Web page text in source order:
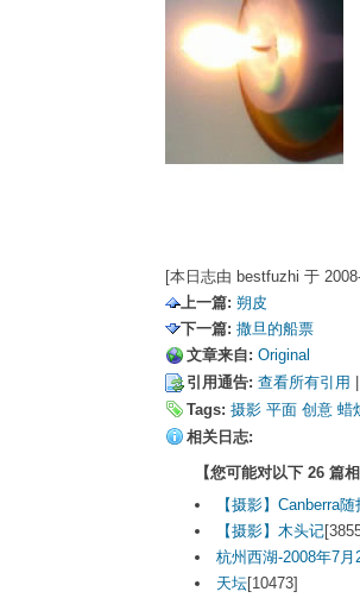
[本日志由 bestfuzhi 于
上一篇: 朔皮
下一篇: 撒旦的船票
文章来自: Original
引用通告: 查看所有引用
Tags: 摄影 平面 创意 蜡
相关日志:
【您可能对以下 26 篇
【摄影】Canberra随
【摄影】木头记
杭州西湖-2008年7月
天坛[10473]